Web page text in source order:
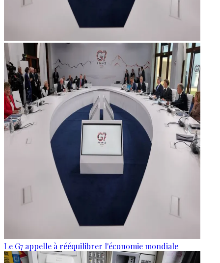
Le G7 appelle à rééquilibrer l'économie mondiale